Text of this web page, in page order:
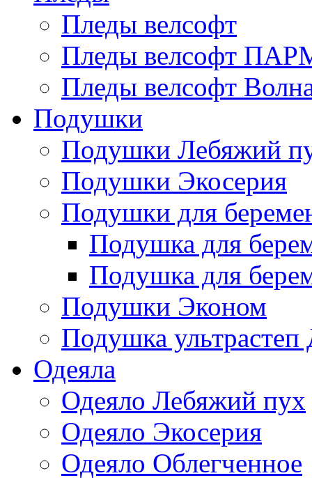
Пледы велсофт
Пледы велсофт
Пледы велсофт
Подушки
Подушки Лебяжий
Подушки Экосерия
Подушки для
Подушка для
Подушка для
Подушки Эконом
Подушка ультрастеп
Одеяла
Одеяло Лебяжий пух
Одеяло Экосерия
Одеяло Облегченное